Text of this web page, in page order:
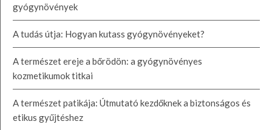
gyógynövények
A tudás útja: Hogyan kutass gyógynövényeket?
A természet ereje a bőrödön: a gyógynövényes
kozmetikumok titkai
A természet patikája: Útmutató kezdőknek a biztonságos és
etikus gyűjtéshez